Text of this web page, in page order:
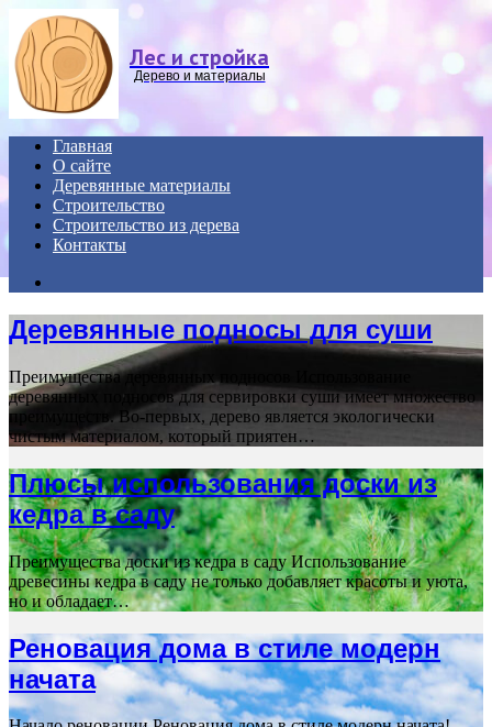
Лес и стройка
Дерево и материалы
Главная
О сайте
Деревянные материалы
Строительство
Строительство из дерева
Контакты
Деревянные подносы для суши
Преимущества деревянных подносов Использование
деревянных подносов для сервировки суши имеет множество
преимуществ. Во-первых, дерево является экологически
чистым материалом, который приятен…
Плюсы использования доски из
кедра в саду
Преимущества доски из кедра в саду Использование
древесины кедра в саду не только добавляет красоты и уюта,
но и обладает…
Реновация дома в стиле модерн
начата